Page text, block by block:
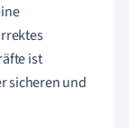
ist
sicheren und